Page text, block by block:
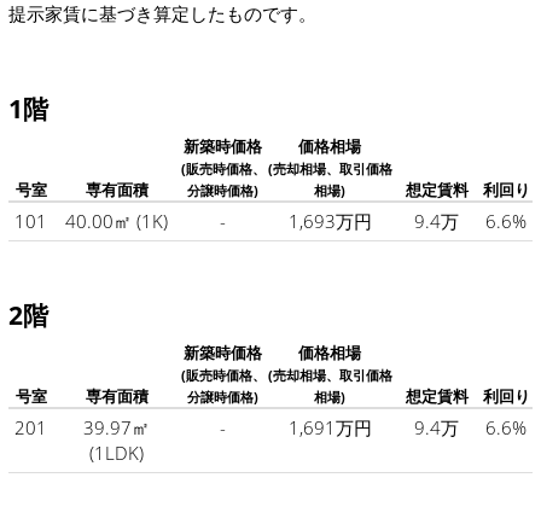
提示家賃に基づき算定したものです。
1階
号室 専有面積
新築時価格
(販売時価格、
分譲時価格)
価格相場
(売却相場、取引価格
相場)
想定賃料 利回り
101 40.00㎡ (1K) - 1,693万円 9.4万 6.6%
2階
号室 専有面積
新築時価格
(販売時価格、
分譲時価格)
価格相場
(売却相場、取引価格
相場)
想定賃料 利回り
201
39.97㎡
(1LDK)
- 1,691万円 9.4万 6.6%